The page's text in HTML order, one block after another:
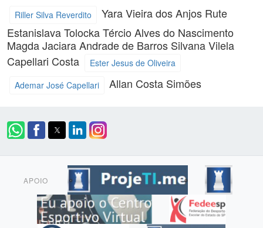
Riller Silva Reverdito Yara Vieira dos Anjos Rute
Estanislava TolockaTércio Alves do Nascimento
Magda Jaciara Andrade de Barros Silvana Vilela
Capellari Costa
Ester Jesus de Oliveira
Ademar José Capellari
Allan Costa Simões
APOIO